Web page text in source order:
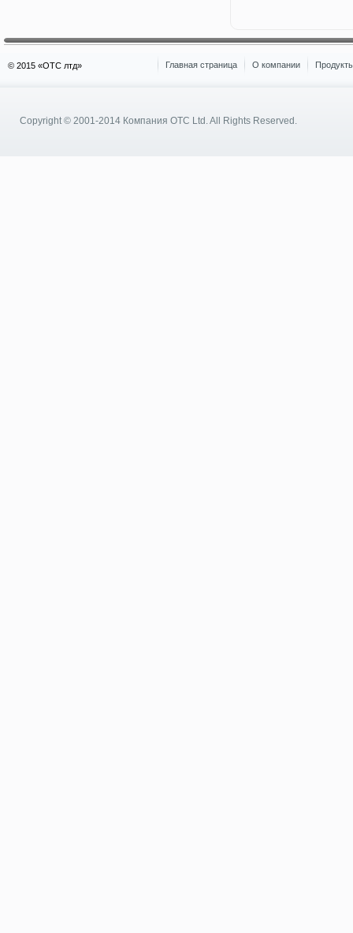
© 2015 «OTC лтд» Главная страница О компании
Copyright © 2001-2014 Компания OTC Ltd.All Rights Reserved.